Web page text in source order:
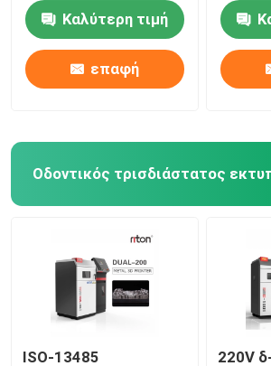
Μηχανή κάμψης σύρματος DMIS-
Μηχανή κάμψης σύρματος DMIS-
Καλύτερη τιμή
επαφή
ISO-13485
220V